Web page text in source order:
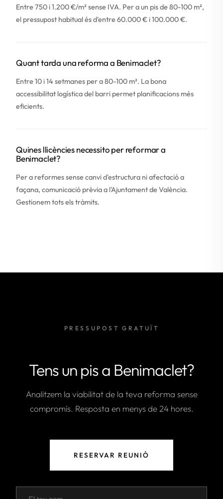
Entre 750 i 1.200 €/m² sense IVA. Per a un pis de 80-100 m²,
el pressupost habitual és d'entre 60.000 € i 100.000 €.
Quant tarda una reforma a Benimaclet?
Entre 10 i 14 setmanes per a 80-100 m². La bona
accessibilitat logística del barri permet planificacions més
eficients.
Quines llicències necessito per reformar a
Benimaclet?
Per a reformes sense canvi d'estructura ni afectació a
façana, comunicació prèvia a l'Ajuntament de València.
Gestionem tots els tràmits.
PRESSUPOST GRATUÏT
Tens un pis a Benimaclet?
Analitzem la viabilitat de la teva reforma sense
compromís. Resposta en menys de 24 hores.
RESERVAR REUNIÓ